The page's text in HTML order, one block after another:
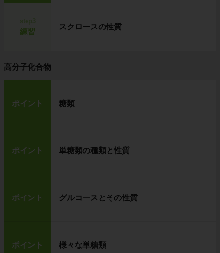
練習
スクロースの性質
高分子化合物
ポイント 糖類
ポイント 単糖類の種類と性質
ポイント グルコースとその性質
ポイント 様々な単糖類